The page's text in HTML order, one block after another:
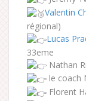
Valentin
régional)
Lucas
33eme
Nathan
le coach
Florent